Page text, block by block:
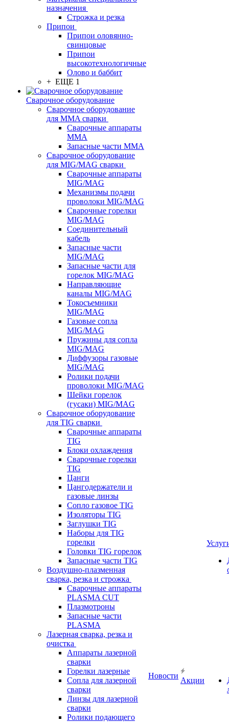
назначения
Строжка и резка
Припои
Припои оловянно-
свинцовые
Припои
высокотехнологичные
Олово и баббит
+ ЕЩЕ 1
Сварочное оборудование
Сварочное оборудование
для MMA сварки
Сварочные аппараты
MMA
Запасные части MMA
Сварочное оборудование
для MIG/MAG сварки
Сварочные аппараты
MIG/MAG
Механизмы подачи
проволоки MIG/MAG
Сварочные горелки
MIG/MAG
Соединительный
кабель
Запасные части
MIG/MAG
Запасные части для
горелок MIG/MAG
Направляющие
каналы MIG/MAG
Токосъемники
MIG/MAG
Газовые сопла
MIG/MAG
Пружины для сопла
MIG/MAG
Диффузоры газовые
MIG/MAG
Ролики подачи
проволоки MIG/MAG
Шейки горелок
(гусаки) MIG/MAG
Сварочное оборудование
для TIG сварки
Сварочные аппараты
TIG
Блоки охлаждения
Сварочные горелки
TIG
Цанги
Цангодержатели и
газовые линзы
Сопло газовое TIG
Изоляторы TIG
Заглушки TIG
Наборы для TIG
горелки
Головки TIG горелок
Запасные части TIG
Воздушно-плазменная
сварка, резка и строжка
Сварочные аппараты
PLASMA CUT
Плазмотроны
Запасные части
PLASMA
Лазерная сварка, резка и
очистка
Аппараты лазерной
сварки
Горелки лазерные
Сопла для лазерной
сварки
Линзы для лазерной
сварки
Ролики подающего
Новости
Акции